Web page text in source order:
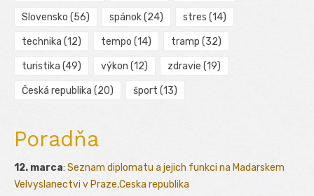
Slovensko (56) spánok(24) stres (14)
technika (12) tempo (14) tramp (32)
turistika (49) výkon (12) zdravie (19)
Česká republika (20) šport (13)
Poradňa
12. marca: Seznam diplomatu a jejich funkci na Madarskem
Velvyslanectvi v Praze,Ceska republika